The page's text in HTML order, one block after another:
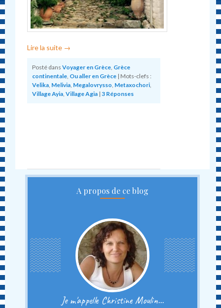
Lire la suite →
Posté dans Voyager en Grèce, Grèce
continentale, Ou aller en Grèce | Mots-clefs :
Velika, Melivia, Megalovrysso, Metaxochori,
Village Ayia,Village Agia |3 Réponses
A propos de ce blog
Je m'appelle Christine Moulin...